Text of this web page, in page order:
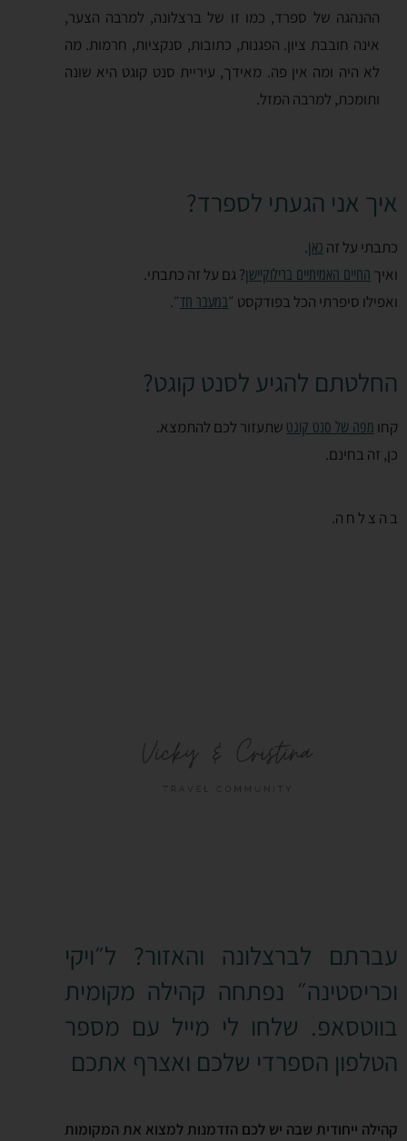
ההנהגה של ספרד, כמו זו של ברצלונה, למרבה הצער,
אינה חובבת ציון. הפגנות, כתובות, סנקציות, חרמות. מה
לא היה ומה אין פה. מאידך, עיריית סנט קוגט היא שונה
ותומכת, למרבה המזל.
איך אני הגעתי לספרד?
כתבתי על זה כאן.
ואיך החיים האמיתיים ברילוקיישן? גם על זה כתבתי.
ואפילו סיפרתי הכל בפודקסט ״במעבר חד״.
החלטתם להגיע לסנט קוגט?
קחו מפה של סנט קוגט שתעזור לכם להתמצא.
כן, זה בחינם.
ב ה צ ל ח ה.
עברתם לברצלונה והאזור? ל״ויקי
וכריסטינה״ נפתחה קהילה מקומית
בווטסאפ. שלחו לי מייל עם מספר
הטלפון הספרדי שלכם ואצרף אתכם
קהילה ייחודית שבה יש לכם הזדמנות למצוא את המקומות